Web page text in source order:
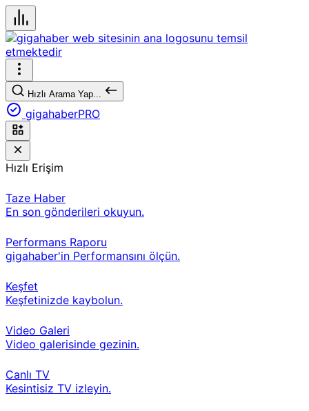
Hızlı Arama Yap...
gigahaberPRO
Hızlı Erişim
Taze Haber
En son gönderileri okuyun.
Performans Raporu
gigahaber'in Performansını ölçün.
Keşfet
Keşfetinizde kaybolun.
Video Galeri
Video galerisinde gezinin.
Canlı TV
Kesintisiz TV izleyin.